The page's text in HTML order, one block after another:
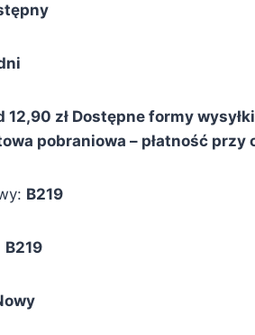
12,90 zł Dostępne formy
pobraniowa – płatność przy
B219
B219